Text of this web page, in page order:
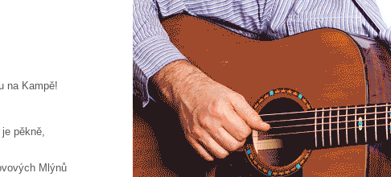
na Kampě!
pěkně,
Mlýnů